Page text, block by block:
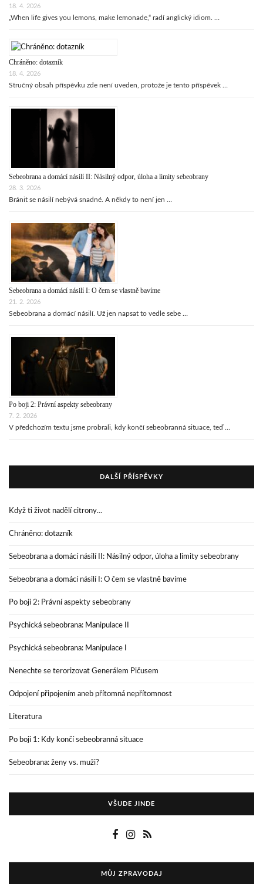
18. 4. 2026
„When life gives you lemons, make lemonade,“ radí anglický idiom. …
Chráněno: dotazník
18. 4. 2026
Stručný obsah příspěvku zde není uveden, protože je tento příspěvek …
Sebeobrana a domácí násilí II: Násilný odpor, úloha a limity sebeobrany
28. 3. 2026
Bránit se násilí nebývá snadné. A někdy to není jen …
Sebeobrana a domácí násilí I: O čem se vlastně bavíme
21. 2. 2026
Sebeobrana a domácí násilí. Už jen napsat to vedle sebe …
Po boji 2: Právní aspekty sebeobrany
7. 2. 2026
V předchozím textu jsme probrali, kdy končí sebeobranná situace, teď …
DALŠÍ PŘÍSPĚVKY
Když ti život nadělí citrony…
Chráněno: dotazník
Sebeobrana a domácí násilí II: Násilný odpor, úloha a limity sebeobrany
Sebeobrana a domácí násilí I: O čem se vlastně bavíme
Po boji 2: Právní aspekty sebeobrany
Psychická sebeobrana: Manipulace II
Psychická sebeobrana: Manipulace I
Nenechte se terorizovat Generálem Pičusem
Odpojení připojením aneb přítomná nepřítomnost
Literatura
Po boji 1: Kdy končí sebeobranná situace
Sebeobrana: ženy vs. muži?
VŠUDE JINDE
MŮJ ZPRAVODAJ